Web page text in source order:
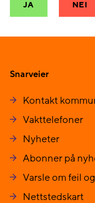
JA NEI
Snarveier
Kontakt
Vakttelefoner
Nyheter
Abonner på
Varsle om feil
Nettstedskart